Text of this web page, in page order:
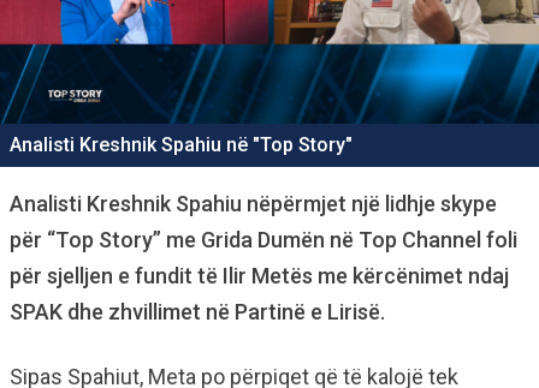
Analisti Kreshnik Spahiu në "Top Story"
Analisti Kreshnik Spahiu nëpërmjet një lidhje skype
për “Top Story” me Grida Dumën në Top Channel foli
për sjelljen e fundit të Ilir Metës me kërcënimet ndaj
SPAK dhe zhvillimet në Partinë e Lirisë.
Sipas Spahiut, Meta po përpiqet që të kalojë tek